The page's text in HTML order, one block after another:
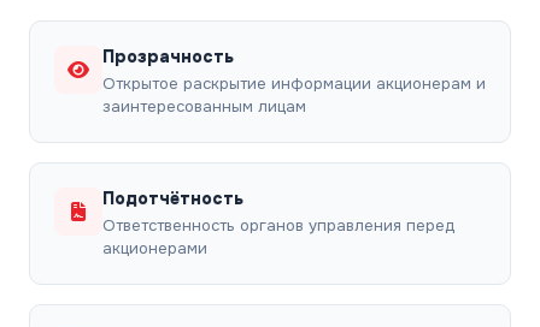
Прозрачность
Открытое раскрытие информации акционерам и
заинтересованным лицам
Подотчётность
Ответственность органов управления перед
акционерами